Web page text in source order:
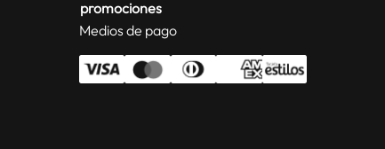
promociones
Medios de pago